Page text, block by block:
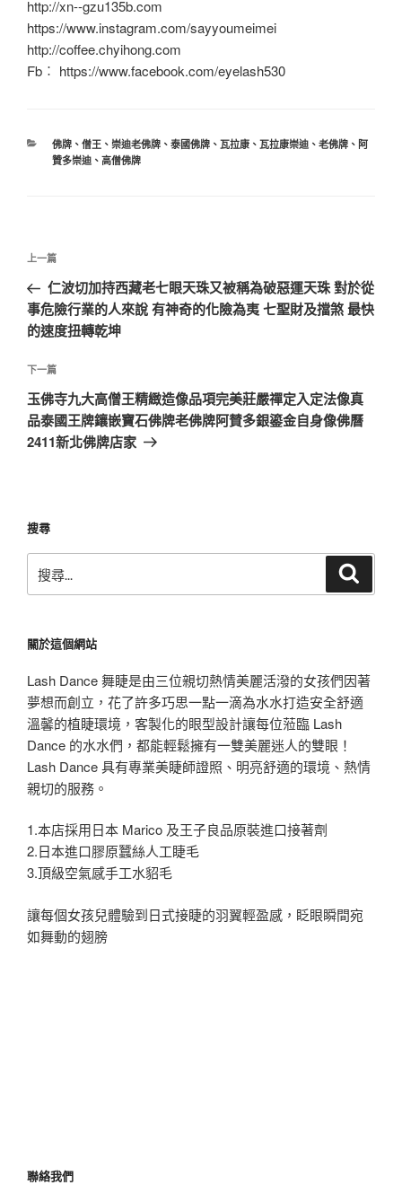
http://xn--gzu135b.com
https://www.instagram.com/sayyoumeimei
http://coffee.chyihong.com
Fb︰ https://www.facebook.com/eyelash530
分
類
佛牌、 僧王、 崇迪老佛牌、 泰國佛牌、 瓦拉康、 瓦拉康崇迪、 老佛牌、 阿
贊多崇迪、 高僧佛牌
文
導
覽
上
一
篇
文
上一篇
仁波切加持西藏老七眼天珠又被稱為破惡運天珠 對於從
事危險行業的人來說 有神奇的化險為夷 七聖財及擋煞 最快
的速度扭轉乾坤
下
一
篇
文
下一篇
玉佛寺九大高僧王精緻造像品項完美莊嚴禪定入定法像真
品泰國王牌鑲嵌寶石佛牌老佛牌阿賛多銀鎏金自身像佛曆
2411新北佛牌店家
搜尋
尋
字:
關於這個網站
Lash Dance 舞睫是由三位親切熱情美麗活潑的女孩們因著
夢想而創立，花了許多巧思一點一滴為水水打造安全舒適
溫馨的植睫環境，客製化的眼型設計讓每位蒞臨 Lash
Dance 的水水們，都能輕鬆擁有一雙美麗迷人的雙眼！
Lash Dance 具有專業美睫師證照、明亮舒適的環境、熱情
親切的服務。
1.本店採用日本 Marico 及王子良品原裝進口接著劑
2.日本進口膠原蠶絲人工睫毛
3.頂級空氣感手工水貂毛
讓每個女孩兒體驗到日式接睫的羽翼輕盈感，眨眼瞬間宛
如舞動的翅膀
聯絡我們